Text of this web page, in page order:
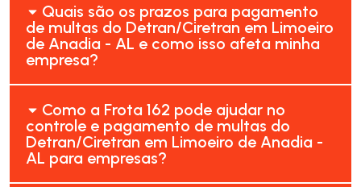
Quais são os prazos para pagamento
de multas do Detran/Ciretran em Limoeiro
de Anadia - AL e como isso afeta minha
empresa?
Como a Frota 162 pode ajudar no
controle e pagamento de multas do
Detran/Ciretran em Limoeiro de Anadia -
AL para empresas?